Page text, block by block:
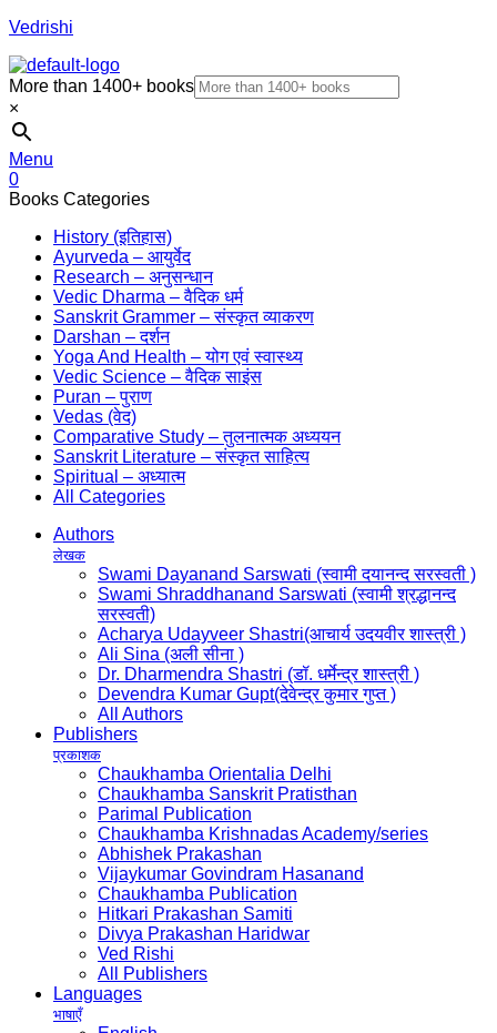
Vedrishi
More than 1400+ books
×
Menu
0
Books Categories
History (इतिहास)
Ayurveda – आयुर्वेद
Research – अनुसन्धान
Vedic Dharma – वैदिक धर्म
Sanskrit Grammer – संस्कृत व्याकरण
Darshan – दर्शन
Yoga And Health – योग एवं स्वास्थ्य
Vedic Science – वैदिक साइंस
Puran – पुराण
Vedas (वेद)
Comparative Study – तुलनात्मक अध्ययन
Sanskrit Literature – संस्कृत साहित्य
Spiritual – अध्यात्म
All Categories
Authors
लेखक
Swami Dayanand Sarswati (स्वामी दयानन्द सरस्वती )
Swami Shraddhanand Sarswati (स्वामी श्रद्धानन्द
सरस्वती)
Acharya Udayveer Shastri(आचार्य उदयवीर शास्त्री )
Ali Sina (अली सीना )
Dr. Dharmendra Shastri (डॉ. धर्मेन्द्र शास्त्री )
Devendra Kumar Gupt(देवेन्द्र कुमार गुप्त )
All Authors
Publishers
प्रकाशक
Chaukhamba Orientalia Delhi
Chaukhamba Sanskrit Pratisthan
Parimal Publication
Chaukhamba Krishnadas Academy/series
Abhishek Prakashan
Vijaykumar Govindram Hasanand
Chaukhamba Publication
Hitkari Prakashan Samiti
Divya Prakashan Haridwar
Ved Rishi
All Publishers
Languages
भाषाएँ